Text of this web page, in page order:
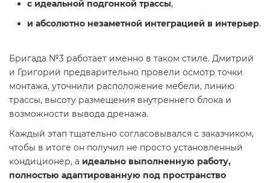
с идеальной подгонкой трассы,
и абсолютно незаметной интеграцией в интерьер.
Бригада №3 работает именно в таком стиле. Дмитрий
и Григорий предварительно провели осмотр точки
монтажа, уточнили расположение мебели, линию
трассы, высоту размещения внутреннего блока и
возможности вывода дренажа.
Каждый этап тщательно согласовывался с заказчиком,
чтобы в итоге он получил не просто установленный
кондиционер, а идеально выполненную работу,
полностью адаптированную под пространство